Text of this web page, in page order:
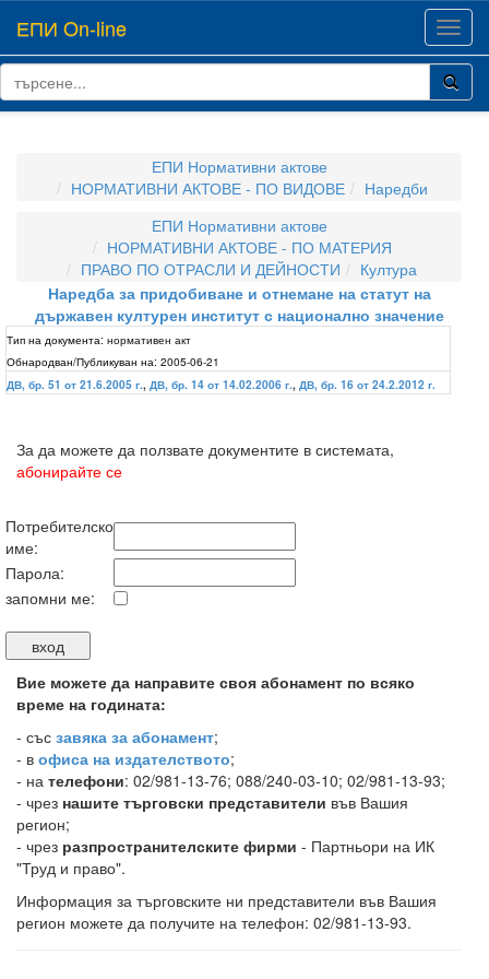
ЕПИ On-line
ЕПИ Нормативни актове
НОРМАТИВНИ АКТОВЕ - ПО ВИДОВЕ
Наредби
ЕПИ Нормативни актове
НОРМАТИВНИ АКТОВЕ - ПО МАТЕРИЯ
ПРАВО ПО ОТРАСЛИ И ДЕЙНОСТИ
Култура
Наредба за придобиване и отнемане на статут на
държавен културен институт с национално значение
Тип на документа: нормативен акт
Обнародван/Публикуван на: 2005-06-21
ДВ, бр. 51 от 21.6.2005 г., ДВ, бр. 14 от 14.02.2006 г., ДВ, бр. 16 от 24.2.2012 г.
За да можете да ползвате документите в системата,
абонирайте се
Потребителско
име:
Парола:
запомни ме:
Вие можете да направите своя абонамент по всяко
време на годината:
- със завяка за абонамент;
- в офиса на издателството;
- на телефони: 02/981-13-76; 088/240-03-10; 02/981-13-93;
- чрез нашите търговски представители във Вашия
регион;
- чрез разпространителските фирми - Партньори на ИК
"Труд и право".
Информация за търговските ни представители във Вашия
регион можете да получите на телефон: 02/981-13-93.